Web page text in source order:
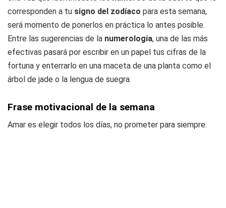
corresponden a tu signo del zodíaco para esta semana,
será momento de ponerlos en práctica lo antes posible.
Entre las sugerencias de la numerología, una de las más
efectivas pasará por escribir en un papel tus cifras de la
fortuna y enterrarlo en una maceta de una planta como el
árbol de jade o la lengua de suegra.
Frase motivacional de la semana
Amar es elegir todos los días, no prometer para siempre.